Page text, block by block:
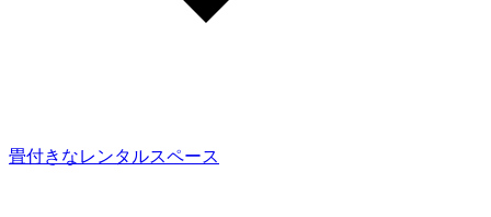
畳付きなレンタルスペース